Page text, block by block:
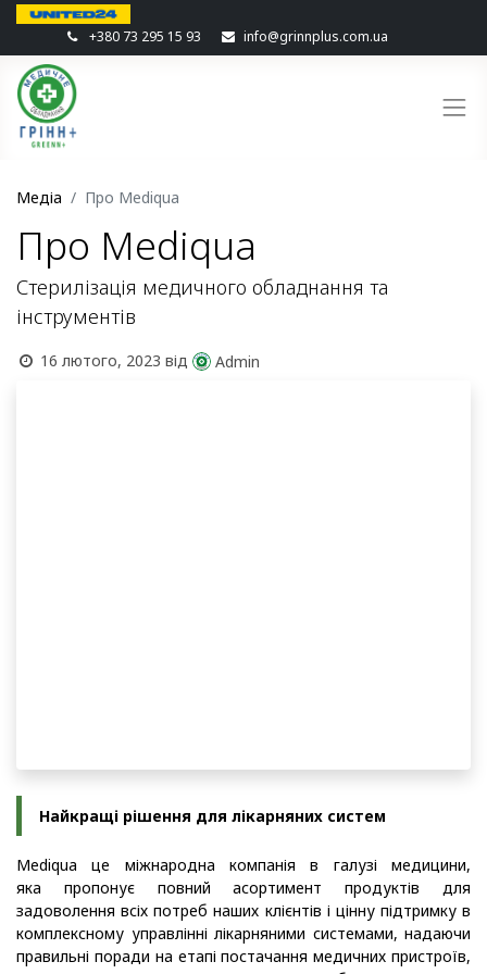
+380 73 295 15 93 info@grinnplus.com.ua
Медіа Про Mediqua
Про Mediqua
Стерилізація медичного обладнання та
інструментів
16 лютого, 2023 від Admin
Найкращі рішення для лікарняних систем
Mediqua це міжнародна компанія в галузі медицини,
яка пропонує повний асортимент продуктів для
задоволення всіх потреб наших клієнтів і цінну підтримку в
комплексному управлінні лікарняними системами, надаючи
правильні поради на етапі постачання медичних пристроїв,